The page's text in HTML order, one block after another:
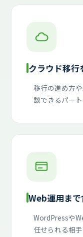
クラウド移行
移行の進め方
談できるパー
Web運用ま
WordPressや
任せられる相